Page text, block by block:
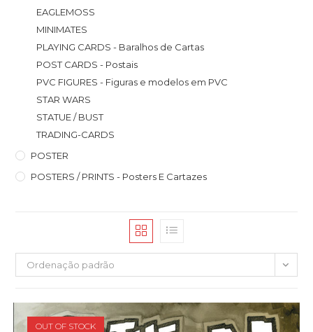
EAGLEMOSS
MINIMATES
PLAYING CARDS - Baralhos de Cartas
POST CARDS - Postais
PVC FIGURES - Figuras e modelos em PVC
STAR WARS
STATUE / BUST
TRADING-CARDS
POSTER
POSTERS / PRINTS - Posters E Cartazes
Ordenação padrão
OUT OF STOCK